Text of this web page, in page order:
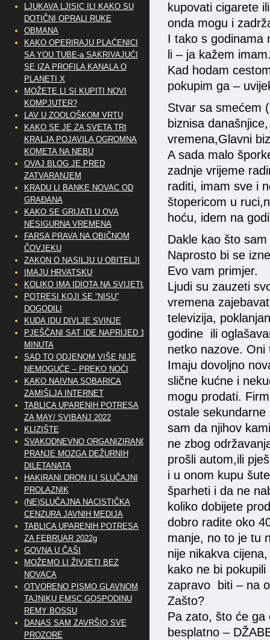
kupovati cigarete
onda mogu i
I tako s godinama
li – ja kažem
Kad hodam
pokupim ga –
Stvar sa smećem
biznisa
vremena,Glavni
A sada malo
zadnje vrijeme
raditi, imam sve i
štopericom u
hoću, idem na
Dakle kao što
Naprosto bi se
Evo vam primjer.
Ljudi su zauzeti
vremena
televizija,
godine ili
netko nazove.
Imaju dovoljno
slične kućne i
mogu prodati.
ostale sekundarne
sam da njihov
ne zbog
prošli autom,ili
i u onom kupu
šparheti i da ne
koliko dobijete
dobro radite oko
manje, no to je tu
nije nikakva
kako ne bi
zapravo biti – na
Zašto?
Pa zato, što će
besplatno –
LJUKAVA LJISIC ILI KAKO SU
DOTIČNI OPRALI RUKE
OBMANA
KAKO OPERIRAJU PLAĆENICI
SA YOU TUBE-a SAKRIVAJUĆI
SE IZA PROFILA KANALA O
PLANETI X
MOŽETE LI SI KUPITI NOVI
KOMPJUTER?
LAV U ZOOLOŠKOM VRTU
KAKO SE JE ZA SVETA TRI
KRALJA POJAVILA OGROMNA
KOMETA NA NEBU
OVAJ BLOG JE PRED
ZATVARANJEM
KRADU LI BANKE NOVAC OD
GRAĐANA
KAKO SE GRIJATI U OVA
NESIGURNA VREMENA
FARSA PRAVA NA OBIČNOM
ČOVJEKU
ZAKON O NASILJU U OBITELJI
IMAJU HRVATSKU
KOLIKO IMA IDIOTA NA SVIJETU?
POTRESI KOJI SE “NISU”
DOGODILI
KUDA IDU DIVLJE SVINJE
PJEŠČANI SAT IDE NAPRIJED 10
MINUTA
SAD TO ODJENOM VIŠE NIJE
NEMOGUĆE – PREKO NOĆI
KAKO NAIVNA SOBARICA
ZAMIŠLJA INTERNET
TABLICA UPARENIH POTRESA
ZA MAY/ SVIBANJ 2022
KLIZIŠTE
SVAKODNEVNO ORGANIZIRANO
PRANJE MOZGA DEŽURNIH
DILETANATA
HAKIRANI DRON ILI SLUČAJNI
PROLAZNIK
(NE)SLUČAJNA NACISTIČKA
CENZURA JAVNIH MEDIJA
TABLICA UPARENIH POTRESA
ZA FEBRUAR 2022g
GOVNA U ČAŠI
MOŽEMO LI ŽIVJETI BEZ
NOVACA
OTVORENO PISMO GLAVNOM
TAJNIKU EMSC GOSPODINU
REMY BOSSU
DANAS SAM ZAVRŠIO SVE
PROZORE